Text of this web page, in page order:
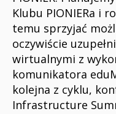
Klubu PIONIERa i
temu sprzyjać
oczywiście
wirtualnymi z
komunikatora
kolejna z cyklu,
Infrastructure